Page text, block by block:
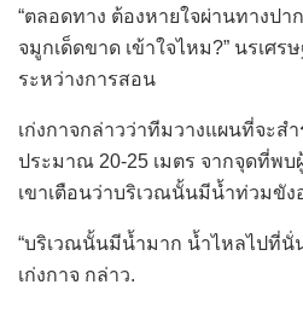
“ตลอดทาง ต้องหายใจผ่านทางปา
จมูกเด็ดขาด เข้าใจไหม?” นรเศร
ระหว่างการสอน
เก่งกาจกล่าวว่าทีมวางแผนที่จะส
ประมาณ 20-25 เมตร จากจุดที่พบ
เขาเตือนว่าบริเวณนั้นมีน้ำท่วมขัง
“บริเวณนั้นมีน้ำมาก น้ำไหลไปที่นั่
เก่งกาจ กล่าว.